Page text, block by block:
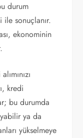
durum
ile sonuçlanır.
ekonominin
kredi
bu durumda
ya da
yükselmeye